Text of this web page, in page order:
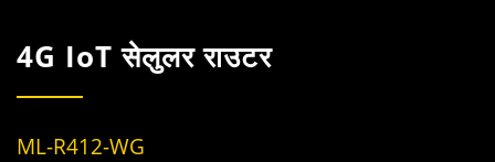
4G IoT सेलुलर राउटर
ML-R412-WG